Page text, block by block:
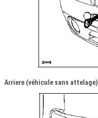
Arriere (véhicule sans attelage)